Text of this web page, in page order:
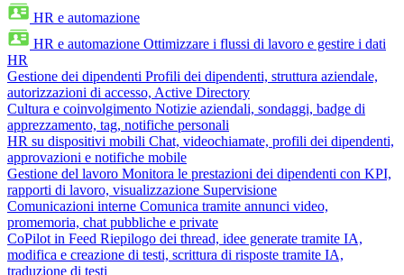
HR e automazione
HR e automazione Ottimizzare i flussi di lavoro e gestire i dati
HR
Gestione dei dipendenti Profili dei dipendenti, struttura aziendale,
autorizzazioni di accesso, Active Directory
Cultura e coinvolgimento Notizie aziendali, sondaggi, badge di
apprezzamento, tag, notifiche personali
HR su dispositivi mobili Chat, videochiamate, profili dei dipendenti,
approvazioni e notifiche mobile
Gestione del lavoro Monitora le prestazioni dei dipendenti con KPI,
rapporti di lavoro, visualizzazione Supervisione
Comunicazioni interne Comunica tramite annunci video,
promemoria, chat pubbliche e private
CoPilot in Feed Riepilogo dei thread, idee generate tramite IA,
modifica e creazione di testi, scrittura di risposte tramite IA,
traduzione di testi